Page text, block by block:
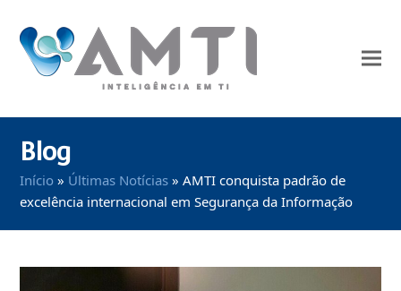
Blog
Início » Últimas Notícias »AMTI conquista padrão de
excelência internacional em Segurança da Informação